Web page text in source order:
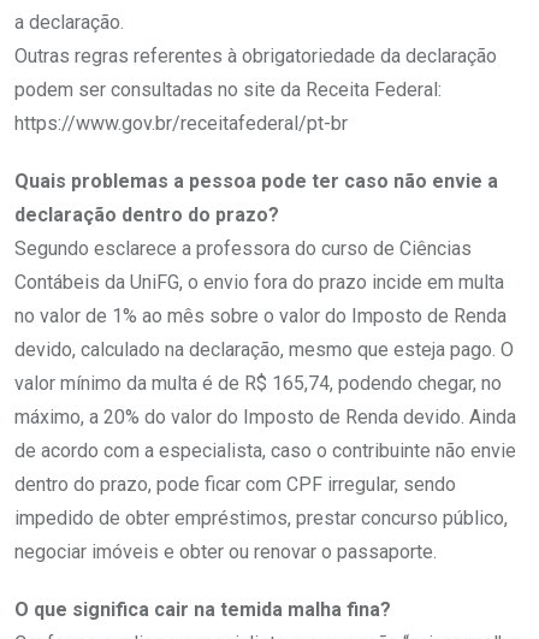
a declaração.
Outras regras referentes à obrigatoriedade da declaração
podem ser consultadas no site da Receita Federal:
https://www.gov.br/receitafederal/pt-br
Quais problemas a pessoa pode ter caso não envie a
declaração dentro do prazo?
Segundo esclarece a professora do curso de Ciências
Contábeis da UniFG, o envio fora do prazo incide em multa
no valor de 1% ao mês sobre o valor do Imposto de Renda
devido, calculado na declaração, mesmo que esteja pago. O
valor mínimo da multa é de R$ 165,74, podendo chegar, no
máximo, a 20% do valor do Imposto de Renda devido. Ainda
de acordo com a especialista, caso o contribuinte não envie
dentro do prazo, pode ficar com CPF irregular, sendo
impedido de obter empréstimos, prestar concurso público,
negociar imóveis e obter ou renovar o passaporte.
O que significa cair na temida malha fina?